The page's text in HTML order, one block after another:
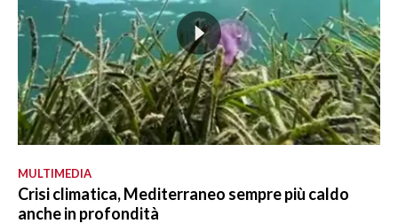
MULTIMEDIA
Crisi climatica, Mediterraneo sempre più caldo
anche in profondità